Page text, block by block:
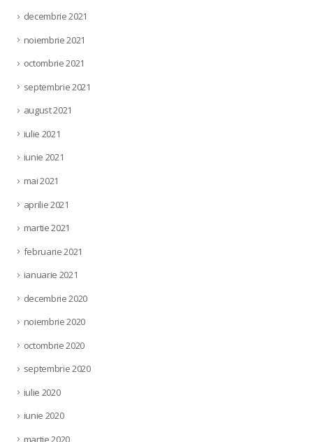
decembrie 2021
noiembrie 2021
octombrie 2021
septembrie 2021
august 2021
iulie 2021
iunie 2021
mai 2021
aprilie 2021
martie 2021
februarie 2021
ianuarie 2021
decembrie 2020
noiembrie 2020
octombrie 2020
septembrie 2020
iulie 2020
iunie 2020
martie 2020